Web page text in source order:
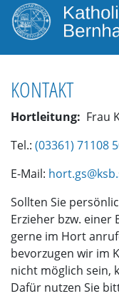
KONTAKT
Hortleitung: Frau
Tel.: (03361) 71108
E-Mail:
Sollten Sie
Erzieher bzw. einer
gerne im Hort
bevorzugen wir im
nicht möglich sein,
Dafür nutzen Sie